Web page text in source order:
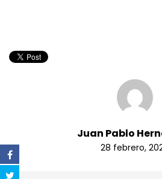
Juan Pablo
28 febrero,